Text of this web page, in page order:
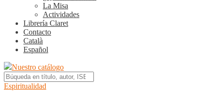
La Misa
Actividades
Librería Claret
Contacto
Català
Español
Nuestro catálogo
Espiritualidad